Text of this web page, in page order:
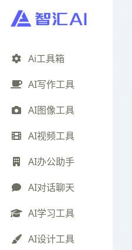
Ai工具箱
AI写作工具
AI图像工具
AI视频工具
AI办公助手
AI对话聊天
AI学习工具
AI设计工具